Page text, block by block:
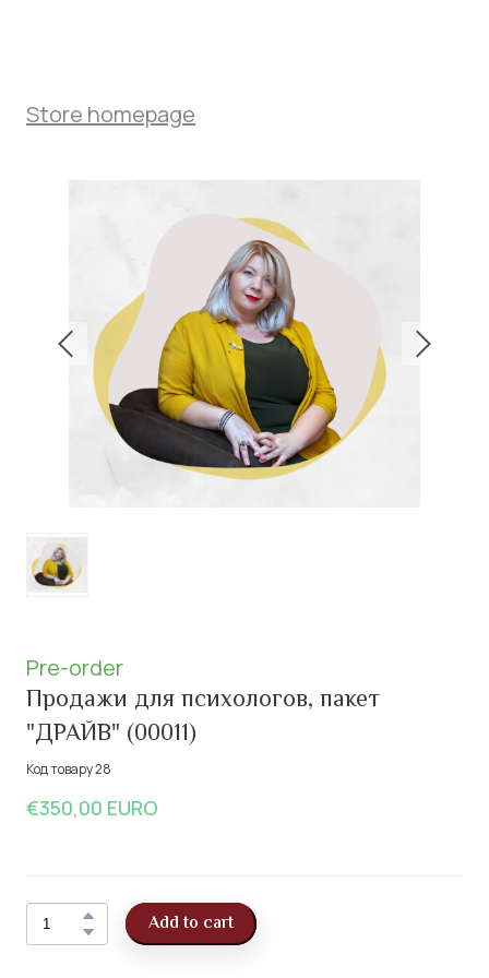
Store homepage
Pre-order
Продажи для психологов, пакет
"ДРАЙВ" (00011)
Код товару 28
€350,00 EURO
Add to cart